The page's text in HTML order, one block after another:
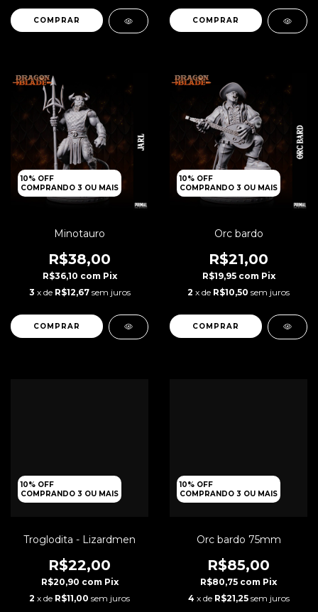
COMPRAR
10% OFF
COMPRANDO 3 OU MAIS
Minotauro
R$38,00
R$36,10 com Pix
3 x de R$12,67 sem juros
10% OFF
COMPRANDO 3 OU MAIS
Orc bardo
R$21,00
R$19,95 com Pix
2 x de R$10,50 sem juros
10% OFF
COMPRANDO 3 OU MAIS
Troglodita - Lizardmen
R$22,00
R$20,90 com Pix
2 x de R$11,00 sem juros
10% OFF
COMPRANDO 3 OU MAIS
Orc bardo 75mm
R$85,00
R$80,75 com Pix
4 x de R$21,25 sem juros